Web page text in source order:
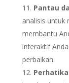
Pantau
analisis untuk
membantu
interaktif
perbaikan.